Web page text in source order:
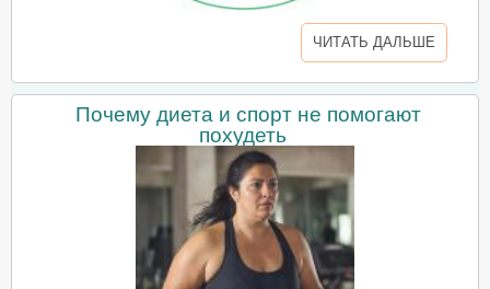
ЧИТАТЬ ДАЛЬШЕ
Почему диета и спорт не помогают
похудеть